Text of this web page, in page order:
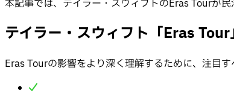
本記事では、テイラー・スウィフトのEras Tourが
テイラー・スウィフト「Eras
Eras Tourの影響をより深く理解するために、注目